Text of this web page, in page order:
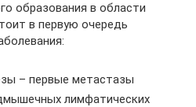
образования в области
в первую очередь
– первые метастазы
лимфатических